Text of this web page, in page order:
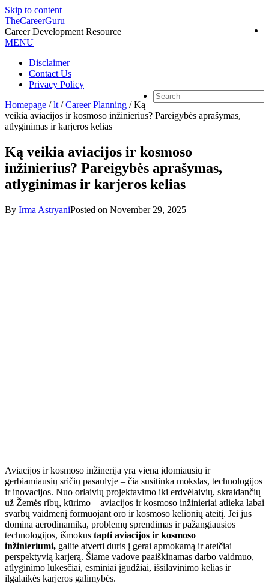
Skip to content
TheCareerGuru
Career Development Resource
MENU
Disclaimer
Contact Us
Privacy Policy
Homepage / lt / Career Planning / Ką
veikia aviacijos ir kosmoso inžinierius? Pareigybės aprašymas,
atlyginimas ir karjeros kelias
Ką veikia aviacijos ir kosmoso
inžinierius? Pareigybės aprašymas,
atlyginimas ir karjeros kelias
By Irma AstryaniPosted on November 29, 2025
Aviacijos ir kosmoso inžinerija yra viena įdomiausių ir
gerbiamiausių sričių pasaulyje – čia susitinka mokslas, technologijos
ir inovacijos. Nuo orlaivių projektavimo iki erdvėlaivių, skraidančių
už Žemės ribų, kūrimo – aviacijos ir kosmoso inžinieriai atlieka labai
svarbų vaidmenį formuojant oro ir kosmoso kelionių ateitį. Jei jus
domina aerodinamika, problemų sprendimas ir pažangiausios
technologijos, išmokus tapti aviacijos ir kosmoso
inžinieriumi, galite atverti duris į gerai apmokamą ir ateičiai
perspektyvią karjerą. Šiame vadove paaiškinamas darbo vaidmuo,
atlyginimo lūkesčiai, esminiai įgūdžiai, išsilavinimo kelias ir
ilgalaikės karjeros galimybės.